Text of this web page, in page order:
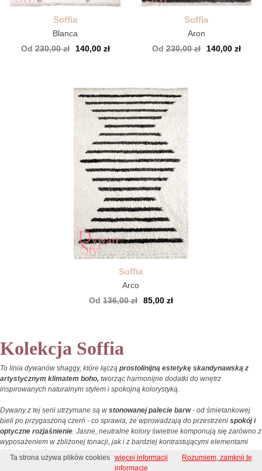
Soffia
Blanca
Od 230,00 zł 140,00 zł
Soffia
Aron
Od 230,00 zł 140,00 zł
Soffia
Arco
Od 136,00 zł 85,00 zł
Kolekcja Soffia
To linia dywanów shaggy, które łączą prostolinijną estetykę skandynawską z
artystycznym klimatem boho, tworząc harmonijne dodatki do wnętrz
inspirowanych naturalnym stylem i spokojną kolorystyką.
Dywany z tej serii utrzymane są w stonowanej palecie barw- od śmietankowej
bieli po przygaszoną czerń - co sprawia, że wprowadzają do przestrzeni spokój i
optyczne rozjaśnienie. Jasne, neutralne kolory świetnie komponują się zarówno z
wyposażeniem w zbliżonej tonacji, jak i z bardziej kontrastującymi elementami
dekoracyjnymi.
Ta strona używa plików cookies więcej informacji
Rozumiem, zamknij tę
informację